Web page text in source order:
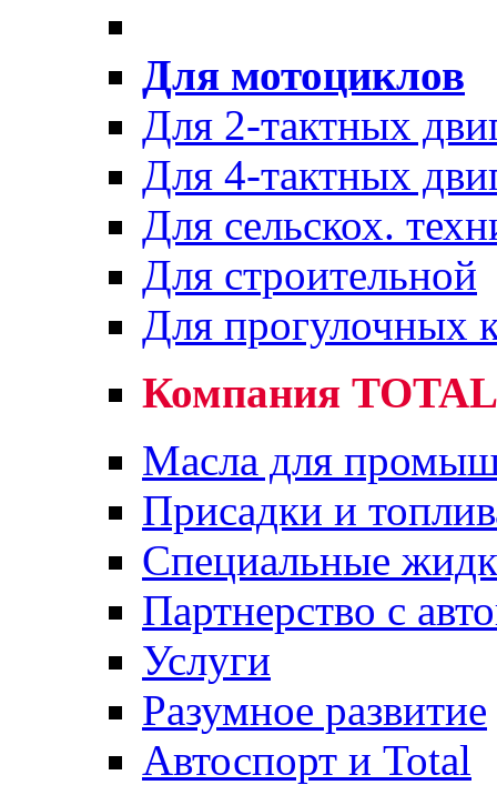
Для мотоциклов
Для 2-тактных
Для 4-тактных
Для сельскох.
Для строительной
Для прогулочных
Компания TOTAL
Масла для
Присадки и
Специальные
Партнерство с
Услуги
Разумное развитие
Автоспорт и Total